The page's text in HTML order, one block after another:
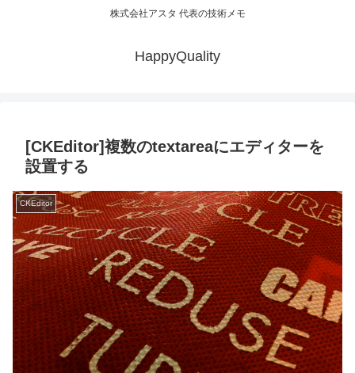
株式会社アスタ 代表の技術メモ
HappyQuality
[CKEditor]複数のtextareaにエディターを
設置する
CKEditor